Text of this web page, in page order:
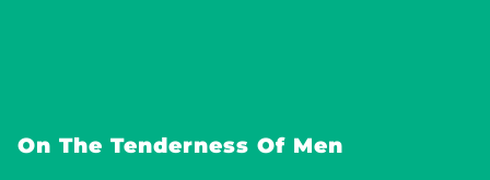
On The Tenderness Of Men